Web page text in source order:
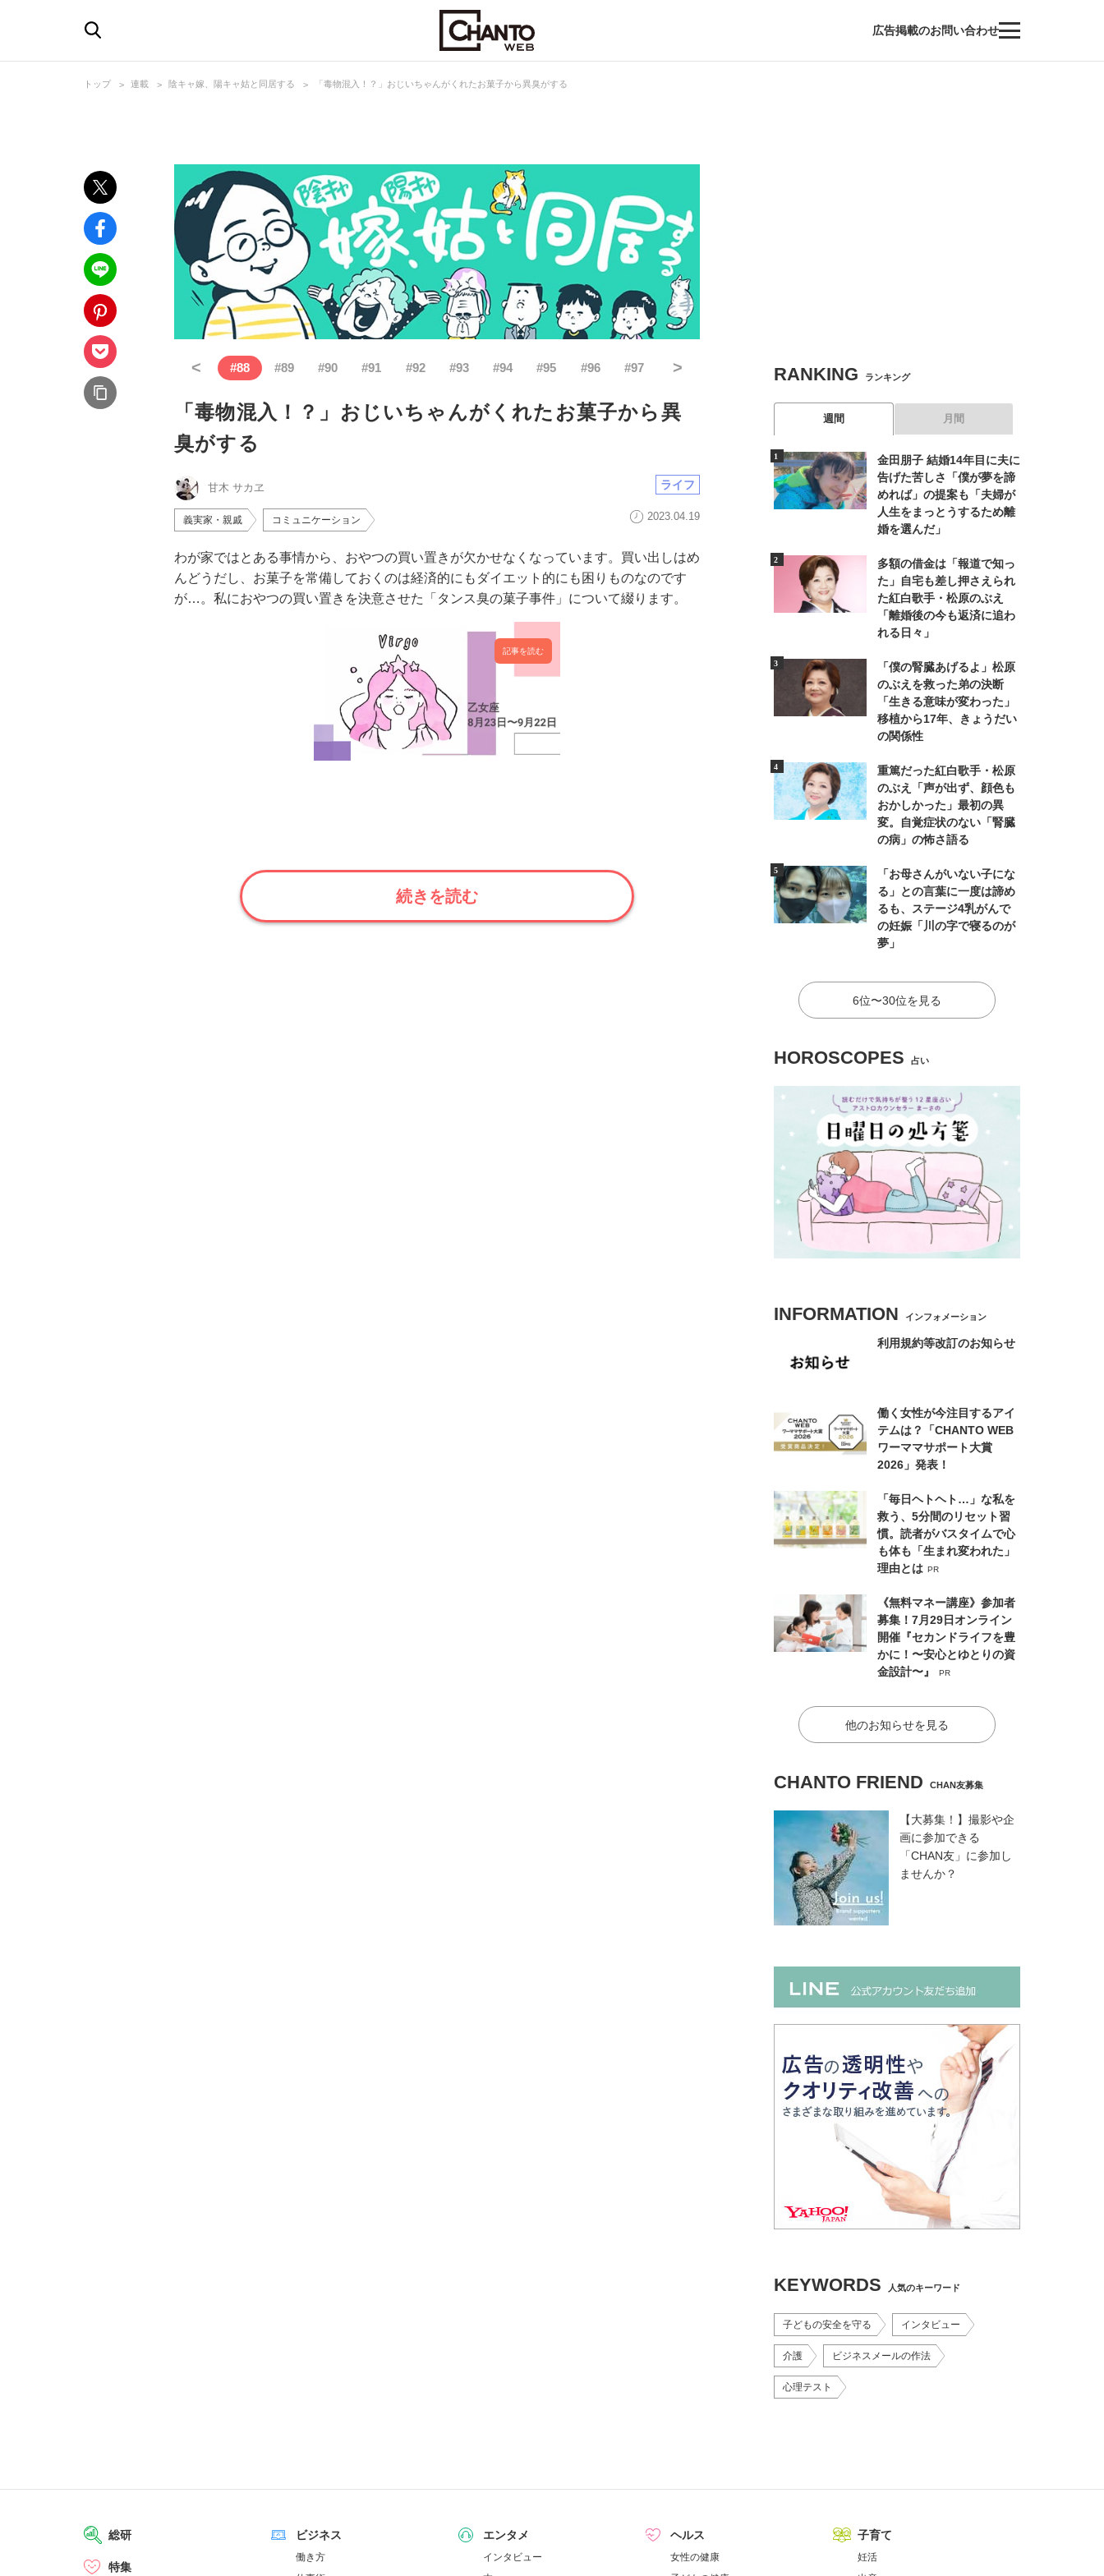
広告掲載のお問い合わせ
トップ 連載 陰キャ嫁、陽キャ姑と同居する 「毒物混入！？」おじいちゃんがくれたお菓子から異臭がする
< #88 #89 #90 #91 #92 #93 #94 #95 #96 #97 >
「毒物混入！？」おじいちゃんがくれたお菓子から異
臭がする
甘木 サカヱ ライフ
義実家・親戚 コミュニケーション 2023.04.19
わが家ではとある事情から、おやつの買い置きが欠かせなくなっています。買い出しはめ
んどうだし、お菓子を常備しておくのは経済的にもダイエット的にも困りものなのです
が…。私におやつの買い置きを決意させた「タンス臭の菓子事件」について綴ります。
記事を読む
続きを読む
RANKING ランキング
週間 月間
金田朋子 結婚14年目に夫に
告げた苦しさ「僕が夢を諦
めれば」の提案も「夫婦が
人生をまっとうするため離
婚を選んだ」
多額の借金は「報道で知っ
た」自宅も差し押さえられ
た紅白歌手・松原のぶえ
「離婚後の今も返済に追わ
れる日々」
「僕の腎臓あげるよ」松原
のぶえを救った弟の決断
「生きる意味が変わった」
移植から17年、きょうだい
の関係性
重篤だった紅白歌手・松原
のぶえ「声が出ず、顔色も
おかしかった」最初の異
変。自覚症状のない「腎臓
の病」の怖さ語る
「お母さんがいない子にな
る」との言葉に一度は諦め
るも、ステージ4乳がんで
の妊娠「川の字で寝るのが
夢」
6位〜30位を見る
HOROSCOPES 占い
INFORMATION インフォメーション
利用規約等改訂のお知らせ
働く女性が今注目するアイ
テムは？「CHANTO WEB
ワーママサポート大賞
2026」発表！
「毎日ヘトヘト…」な私を
救う、5分間のリセット習
慣。読者がバスタイムで心
も体も「生まれ変われた」
理由とは PR
《無料マネー講座》参加者
募集！7月29日オンライン
開催『セカンドライフを豊
かに！〜安心とゆとりの資
金設計〜』
PR
他のお知らせを見る
CHANTO FRIEND CHAN友募集
【大募集！】撮影や企
画に参加できる
「CHAN友」に参加し
ませんか？
KEYWORDS 人気のキーワード
子どもの安全を守る インタビュー
介護 ビジネスメールの作法
心理テスト
総研
特集
ビジネス
働き方
エンタメ
インタビュー
ヘルス
女性の健康
子育て
妊活